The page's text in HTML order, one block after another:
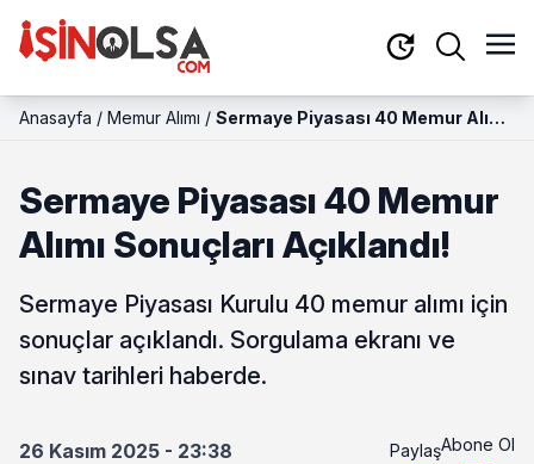
Anasayfa / Memur Alımı / Sermaye Piyasası 40 Memur Alımı
Sermaye Piyasası 40 Memur
Alımı Sonuçları Açıklandı!
Sermaye Piyasası Kurulu 40 memur alımı için
sonuçlar açıklandı. Sorgulama ekranı ve
sınav tarihleri haberde.
26 Kasım 2025 - 23:38
PaylaşAbone Ol